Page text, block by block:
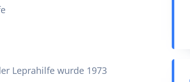
Leprahilfe wurde 1973